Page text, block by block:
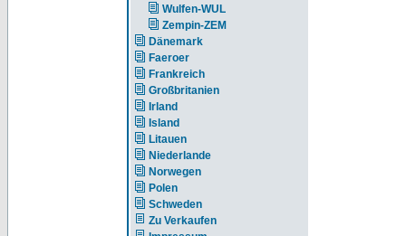
Wulfen-WUL
Zempin-ZEM
Dänemark
Faeroer
Frankreich
Großbritanien
Irland
Island
Litauen
Niederlande
Norwegen
Polen
Schweden
Zu Verkaufen